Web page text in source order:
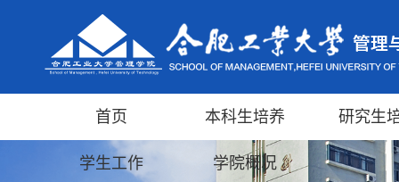
首页 本科生培养 研究生
学生工作 学院概况